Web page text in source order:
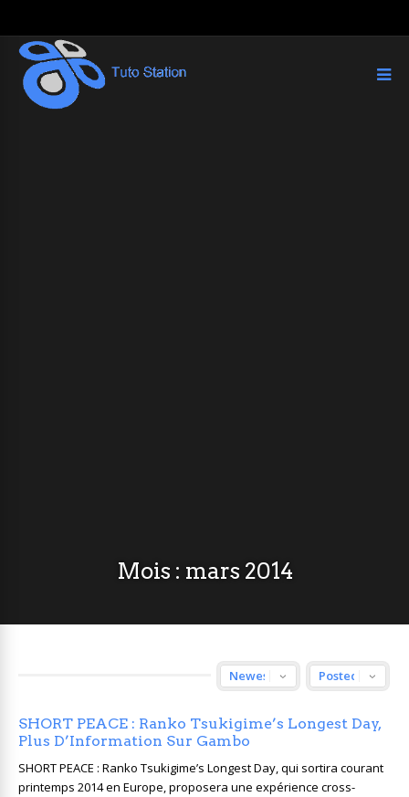
Mois : mars 2014
SHORT PEACE : Ranko Tsukigime’s Longest Day,
Plus D’Information Sur Gambo
SHORT PEACE : Ranko Tsukigime’s Longest Day, qui sortira courant
printemps 2014 en Europe, proposera une expérience cross-